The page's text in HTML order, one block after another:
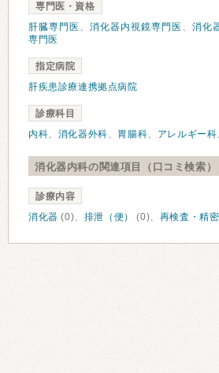
専門医・資格
肝臓専門医 、 消化器内視鏡専門医 、 消化
専門医
指定病院
肝疾患診療連携拠点病院
診療科目
内科、 消化器外科、 胃腸科、 アレルギー科
消化器内科の関連項目（口コミ検索）
診療内容
消化器 (0)、 排泄（便） (0)、 再検査・精